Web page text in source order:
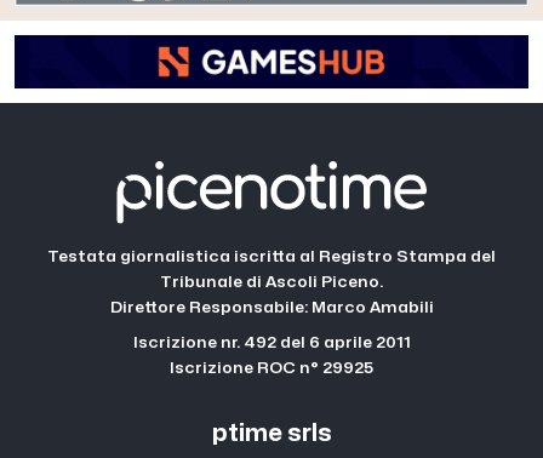
Testata giornalistica iscritta al Registro Stampa del
Tribunale di Ascoli Piceno.
Direttore Responsabile: Marco Amabili
Iscrizione nr. 492 del 6 aprile 2011
Iscrizione ROC n° 29925
ptime srls